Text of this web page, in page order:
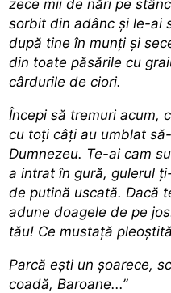
zece mii de nări pe
sorbit din adânc şi le-ai
după tine în munţi şi
din toate păsările cu
cârdurile de ciori.
Începi să tremuri acum,
cu toţi câţi au umblat
Dumnezeu. Te-ai cam
a intrat în gură, gulerul
de putină uscată. Dacă
adune doagele de pe
tău! Ce mustaţă
Parcă eşti un şoarece,
coadă, Baroane...”